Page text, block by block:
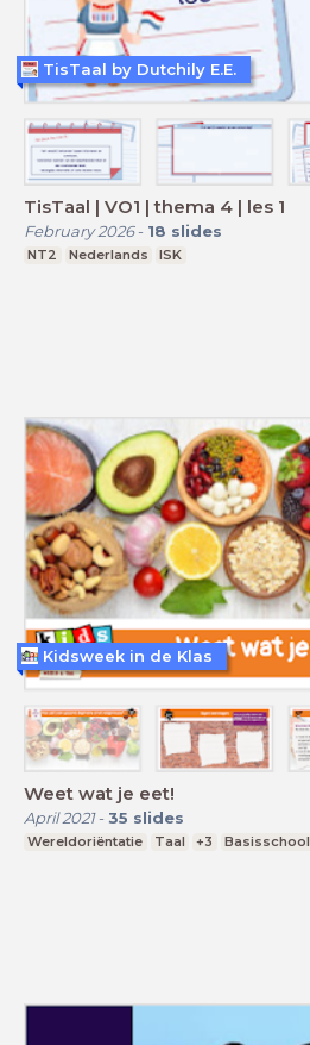
TisTaal | VO1 | thema 4 | les 1
February 2026- 18 slides
NT2 Nederlands ISK
TisTaal by Dutchily E.E.
Weet wat je eet!
April 2021- 35 slides
Wereldoriëntatie Taal +3 Basisschool
Kidsweek in de Klas